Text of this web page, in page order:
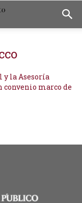
y la Asesoría
convenio marco de